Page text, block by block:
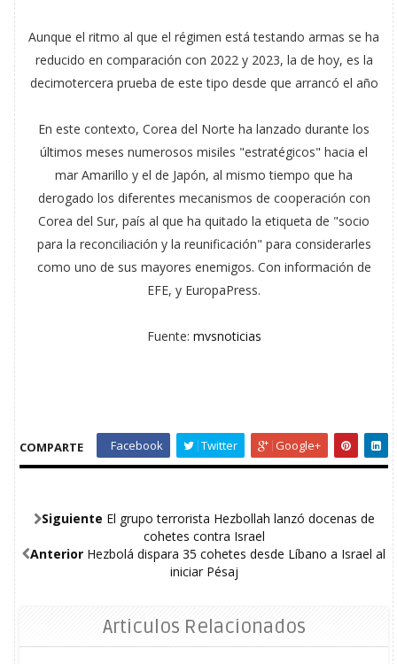
Aunque el ritmo al que el régimen está testando armas se ha
reducido en comparación con 2022 y 2023, la de hoy, es la
decimotercera prueba de este tipo desde que arrancó el año
En este contexto, Corea del Norte ha lanzado durante los
últimos meses numerosos misiles "estratégicos" hacia el
mar Amarillo y el de Japón, al mismo tiempo que ha
derogado los diferentes mecanismos de cooperación con
Corea del Sur, país al que ha quitado la etiqueta de "socio
para la reconciliación y la reunificación" para considerarles
como uno de sus mayores enemigos. Con información de
EFE, y EuropaPress.
Fuente: mvsnoticias
COMPARTE Facebook Twitter Google+
Siguiente El grupo terrorista Hezbollah lanzó docenas de
cohetes contra Israel
Anterior Hezbolá dispara 35 cohetes desde Líbano a Israel al
iniciar Pésaj
Articulos Relacionados